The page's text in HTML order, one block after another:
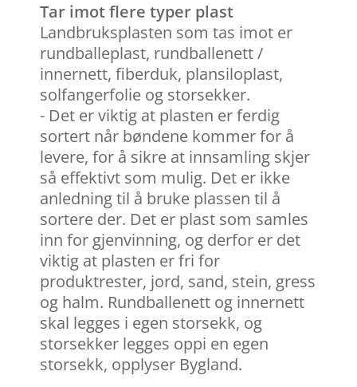
Tar imot flere typer plast
Landbruksplasten som tas imot er
rundballeplast, rundballenett /
innernett, fiberduk, plansiloplast,
solfangerfolie og storsekker.
- Det er viktig at plasten er ferdig
sortert når bøndene kommer for å
levere, for å sikre at innsamling skjer
så effektivt som mulig. Det er ikke
anledning til å bruke plassen til å
sortere der. Det er plast som samles
inn for gjenvinning, og derfor er det
viktig at plasten er fri for
produktrester, jord, sand, stein, gress
og halm. Rundballenett og innernett
skal legges i egen storsekk, og
storsekker legges oppi en egen
storsekk, opplyser Bygland.